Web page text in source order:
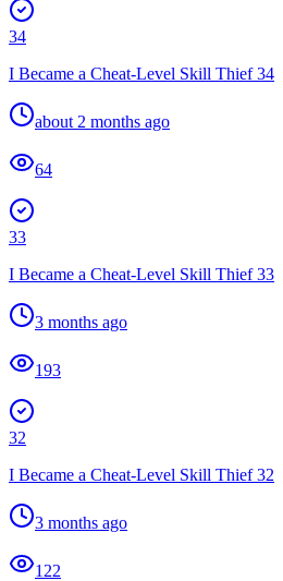
34
I Became a Cheat-Level Skill Thief 34
about 2 months ago
64
33
I Became a Cheat-Level Skill Thief 33
3 months ago
193
32
I Became a Cheat-Level Skill Thief 32
3 months ago
122